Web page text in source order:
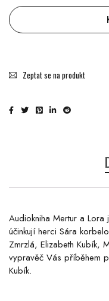
Zeptat se na produkt
Audiokniha Mertur a
účinkují herci Sára
Zmrzlá, Elizabeth Kubík,
vypravěč Vás příběhem
Kubík.